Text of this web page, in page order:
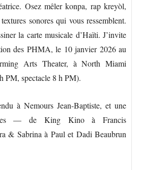
Osez mêler konpa, rap kreyòl,
sonores qui vous ressemblent.
la carte musicale d’Haïti. J’invite
des PHMA, le 10 janvier 2026 au
Arts Theater, à North Miami
PM, spectacle 8 h PM).
à Nemours Jean-Baptiste, et une
— de King Kino à Francis
& Sabrina à Paul et Dadi Beaubrun